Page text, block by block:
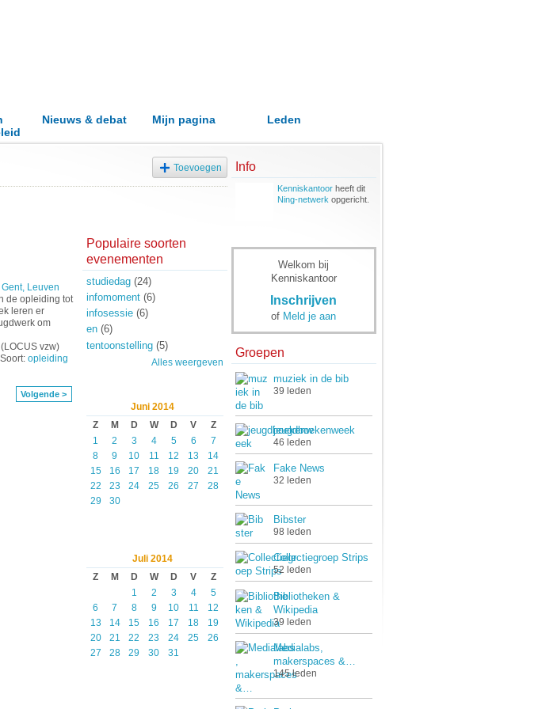
Nieuws & debat Mijn pagina Leden
Toevoegen
Gent, Leuven
de opleiding tot
leren er
om
vzw)
opleiding
Volgende >
Populaire soorten
evenementen
studiedag(24)
infomoment(6)
infosessie(6)
en(6)
tentoonstelling(5)
Alles weergeven
Juni 2014
Z
M D W D V
Z
1
2 3 4 5 6
7
8
9 10 11 12 13
14
15
16 17 18 19 20
21
22
23 24 25 26 27
28
29
30
Juli 2014
Z
M D W D V
Z
1
2 3 4
5
6
7 8 9 10 11
12
13
14 15 16 17 18
19
20
21 22 23 24 25
26
27
28 29 30 31
Info
Kenniskantoorheeft dit
Ning-netwerk opgericht.
Welkom bij
Kenniskantoor
Inschrijven
of Meld je aan
Groepen
muziek in de bib
39 leden
jeugdboekenweek
46 leden
Fake News
32 leden
Bibster
98 leden
Collectiegroep Strips
52 leden
Bibliotheken &
Wikipedia
39 leden
Medialabs,
makerspaces &…
145 leden